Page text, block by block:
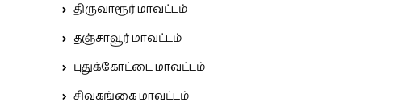
திருவாரூர் மாவட்டம்
தஞ்சாவூர் மாவட்டம்
புதுக்கோட்டை மாவட்டம்
சிவகங்கை மாவட்டம்